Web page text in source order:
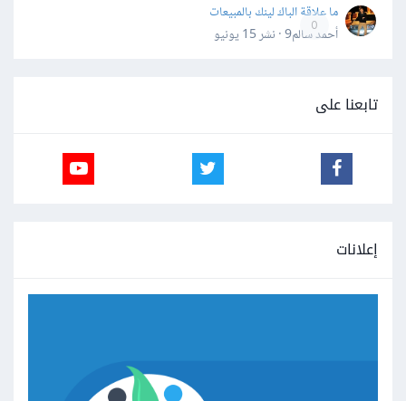
0
ما علاقة الباك لينك بالمبيعات
أحمد سالم9 · نشر
15 يونيو
تابعنا على
إعلانات